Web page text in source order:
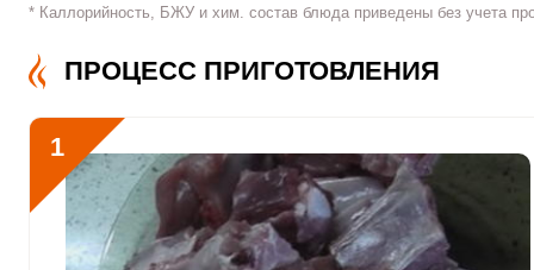
Витамин В12 3 мкг
Витамин С 337.7 мкг
Витамин D 18.4 мкг
* Каллорийность, БЖУ и хим. состав блюда приведены без учета
ПРОЦЕСС ПРИГОТОВЛЕНИЯ
1
Сообщить об ошибке